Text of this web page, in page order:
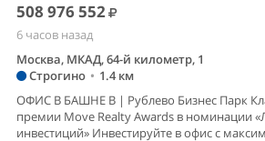
508 976 552
6 часов назад
Москва, МКАД, 64-й километр, 1
Строгино • 1.4 км
ОФИС В БАШНЕ B | Рублево Бизнес Парк
премии Move Realty Awards в номинации
инвестиций» Инвестируйте в офис с